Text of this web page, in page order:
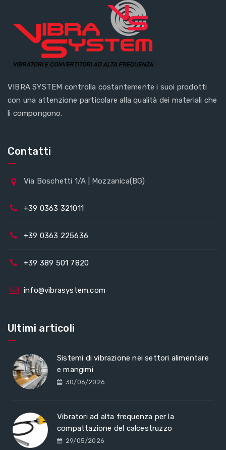
VIBRA SYSTEM controlla costantemente i suoi prodotti
con una attenzione particolare alla qualità dei materiali che
li compongono.
Contatti
Via Boschetti 1/A | Mozzanica(BG)
+39 0363 321011
+39 0363 225636
+39 389 501 7820
info@vibrasystem.com
Ultimi articoli
Sistemi di vibrazione nei settori alimentare
e mangimi
30/06/2026
Vibratori ad alta frequenza per la
compattazione del calcestruzzo
29/05/2026